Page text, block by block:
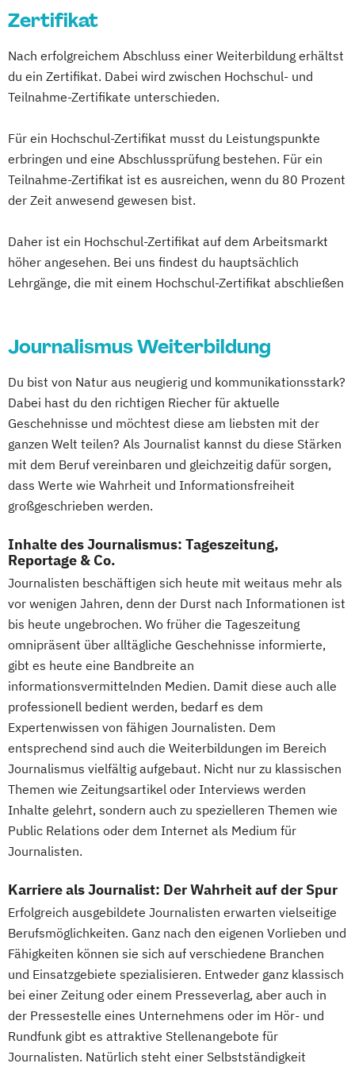
Öffentlichkeitsarbeit
Unternehmenskommunikation
Wissenschaftsredaktion
Zertifikat
Nach erfolgreichem Abschluss einer Weiterbildung erhältst
du ein Zertifikat. Dabei wird zwischen Hochschul- und
Teilnahme-Zertifikate unterschieden.
Für ein Hochschul-Zertifikat musst du Leistungspunkte
erbringen und eine Abschlussprüfung bestehen. Für ein
Teilnahme-Zertifikat ist es ausreichen, wenn du 80 Prozent
der Zeit anwesend gewesen bist.
Daher ist ein Hochschul-Zertifikat auf dem Arbeitsmarkt
höher angesehen. Bei uns findest du hauptsächlich
Lehrgänge, die mit einem Hochschul-Zertifikat abschließen
Journalismus Weiterbildung
Du bist von Natur aus neugierig und kommunikationsstark?
Dabei hast du den richtigen Riecher für aktuelle
Geschehnisse und möchtest diese am liebsten mit der
ganzen Welt teilen? Als Journalist kannst du diese Stärken
mit dem Beruf vereinbaren und gleichzeitig dafür sorgen,
dass Werte wie Wahrheit und Informationsfreiheit
großgeschrieben werden.
Inhalte des Journalismus: Tageszeitung,
Reportage & Co.
Journalisten beschäftigen sich heute mit weitaus mehr als
vor wenigen Jahren, denn der Durst nach Informationen ist
bis heute ungebrochen. Wo früher die Tageszeitung
omnipräsent über alltägliche Geschehnisse informierte,
gibt es heute eine Bandbreite an
informationsvermittelnden Medien. Damit diese auch alle
professionell bedient werden, bedarf es dem
Expertenwissen von fähigen Journalisten. Dem
entsprechend sind auch die Weiterbildungen im Bereich
Journalismus vielfältig aufgebaut. Nicht nur zu klassischen
Themen wie Zeitungsartikel oder Interviews werden
Inhalte gelehrt, sondern auch zu spezielleren Themen wie
Public Relations oder dem Internet als Medium für
Journalisten.
Karriere als Journalist: Der Wahrheit auf der Spur
Erfolgreich ausgebildete Journalisten erwarten vielseitige
Berufsmöglichkeiten. Ganz nach den eigenen Vorlieben und
Fähigkeiten können sie sich auf verschiedene Branchen
und Einsatzgebiete spezialisieren. Entweder ganz klassisch
bei einer Zeitung oder einem Presseverlag, aber auch in
der Pressestelle eines Unternehmens oder im Hör- und
Rundfunk gibt es attraktive Stellenangebote für
Journalisten. Natürlich steht einer Selbstständigkeit